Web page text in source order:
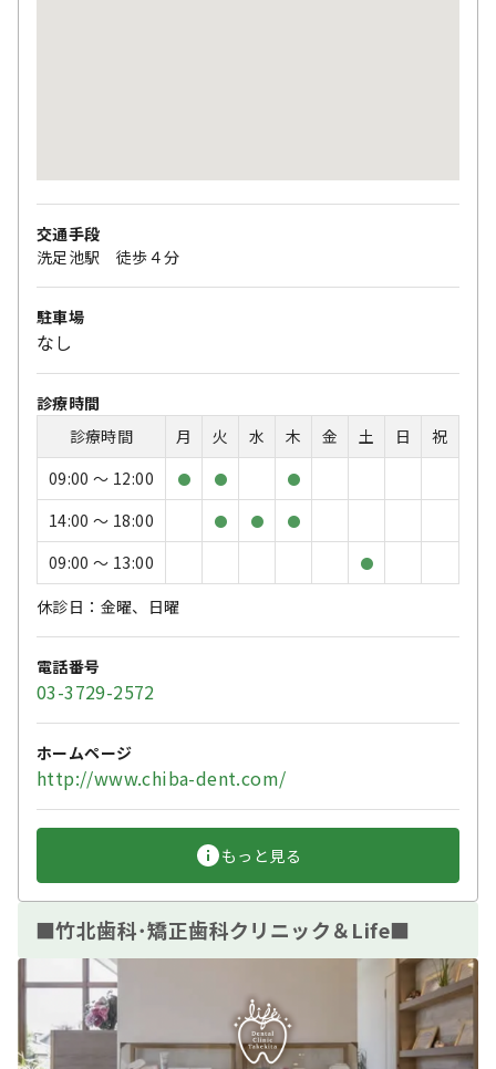
交通手段
洗足池駅 徒歩４分
駐車場
なし
診療時間
診療時間
月 火 水 木 金 土 日
祝
09:00 〜 12:00
● ● ●
14:00 〜 18:00 ● ● ●
09:00 〜 13:00 ●
休診日：金曜、日曜
電話番号
03-3729-2572
ホームページ
http://www.chiba-dent.com/
もっと見る
■竹北歯科･矯正歯科クリニック＆Life■